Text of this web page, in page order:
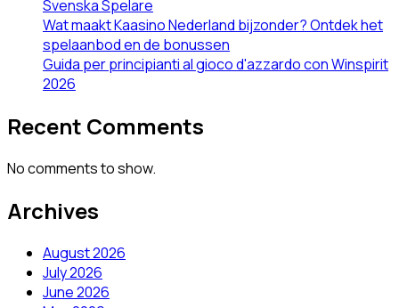
Svenska Spelare
Wat maakt Kaasino Nederland bijzonder? Ontdek het
spelaanbod en de bonussen
Guida per principianti al gioco d'azzardo con Winspirit
2026
Recent Comments
No comments to show.
Archives
August 2026
July 2026
June 2026